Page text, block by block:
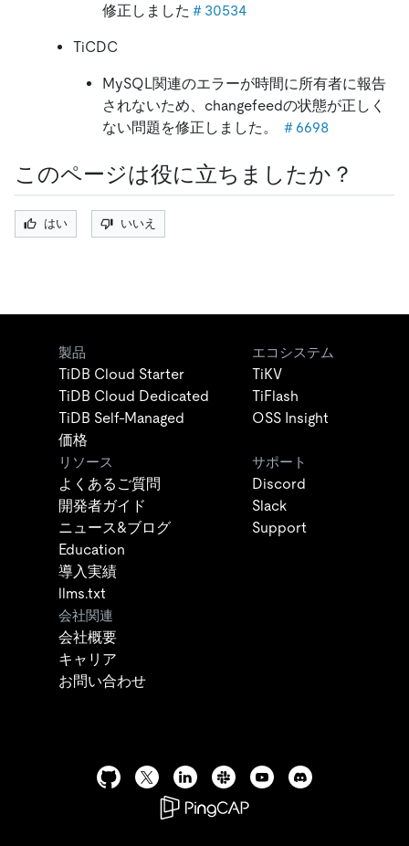
修正しました ＃30534
TiCDC
MySQL関連のエラーが時間に所有者に報告
されないため、changefeedの状態が正しく
ない問題を修正しました。
＃6698
このページは役に立ちましたか？
はい いいえ
製品
TiDB Cloud Starter
TiDB Cloud Dedicated
TiDB Self-Managed
価格
エコシステム
TiKV
TiFlash
OSS Insight
リソース
よくあるご質問
開発者ガイド
ニュース&ブログ
Education
導入実績
llms.txt
サポート
Discord
Slack
Support
会社関連
会社概要
キャリア
お問い合わせ